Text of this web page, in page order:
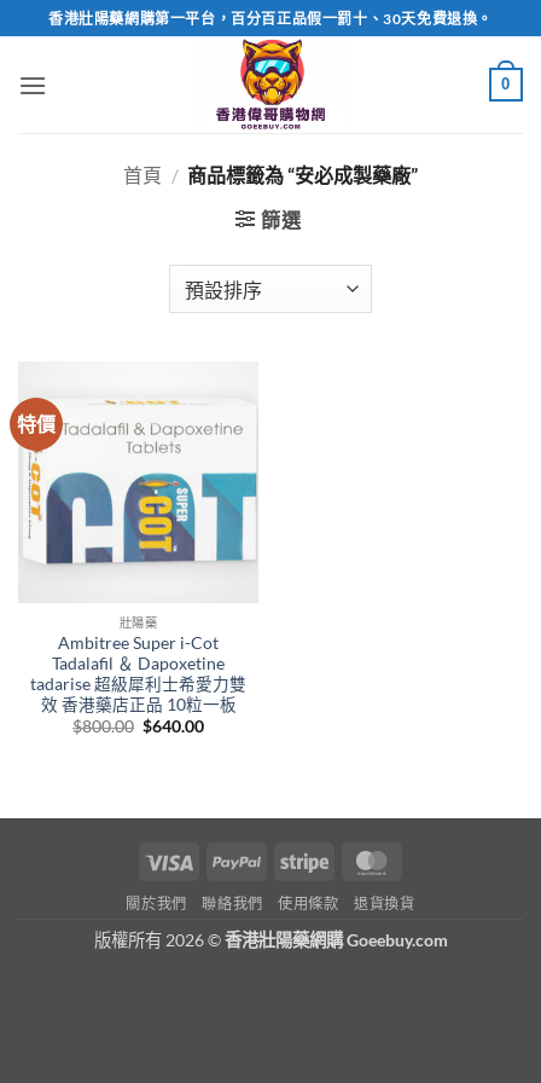
to
content
香港壯陽藥網購第一平台，百分百正品假一罰十、30天免費退換。
0
首頁 / 商品標籤為 “安必成製藥廠”
篩選
特價
壯陽藥
Ambitree Super i-Cot
Tadalafil ＆ Dapoxetine
tadarise 超級犀利士希愛力雙
效 香港藥店正品 10粒一板
$800.00 Original
$640.00Current
Visa PayPal Stripe
關於我們 聯絡我們 使用條款 退貨換貨
版權所有 2026 ©香港壯陽藥網購 Goeebuy.com